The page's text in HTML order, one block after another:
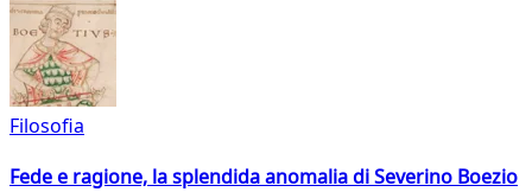
Filosofia
Fede e ragione, la splendida anomalia di Severino Boezio